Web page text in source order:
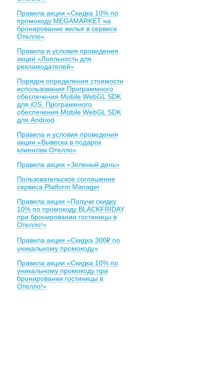
Правила акции «Скидка 10% по
промокоду MEGAMARKET на
бронирование жилья в сервисе
Отелло»
Правила и условия проведения
акции «Лояльность для
рекламодателей»
Порядок определения стоимости
использования Программного
обеспечения Mobile WebGL SDK
для iOS, Программного
обеспечения Mobile WebGL SDK
для Andriod
Правила и условия проведения
акции «Вывеска в подарок
клиентам Отелло»
Правила акции «Зеленый день»
Пользовательское соглашение
сервиса Platform Manager
Правила акции «Получи скидку
10% по промокоду BLACKFRIDAY
при бронировании гостиницы в
Отелло!»
Правила акции «Скидка 300₽ по
уникальному промокоду»
Правила акции «Скидка 10% по
уникальному промокоду при
бронировании гостиницы в
Отелло!»